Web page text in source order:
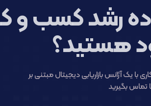
رشد کسب و
هستید؟
با یک آژانس بازاریابی دیجیتال مبتنی بر
تماس بگیرید